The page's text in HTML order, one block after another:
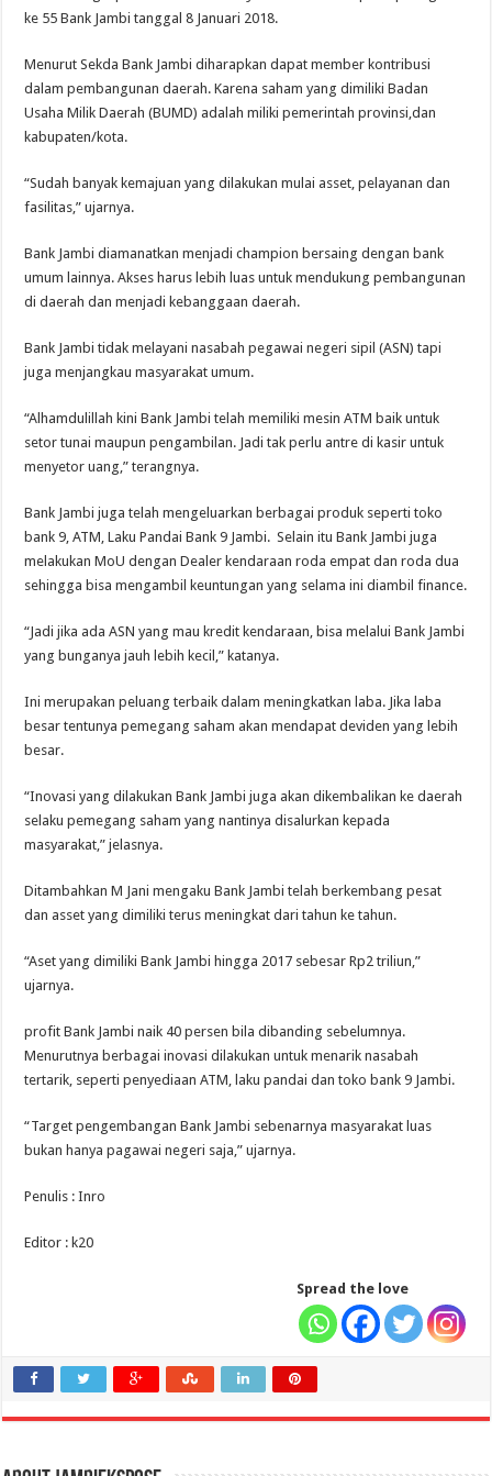
ke 55 Bank Jambi tanggal 8 Januari 2018.
Menurut Sekda Bank Jambi diharapkan dapat member kontribusi
dalam pembangunan daerah. Karena saham yang dimiliki Badan
Usaha Milik Daerah (BUMD) adalah miliki pemerintah provinsi,dan
kabupaten/kota.
“Sudah banyak kemajuan yang dilakukan mulai asset, pelayanan dan
fasilitas,” ujarnya.
Bank Jambi diamanatkan menjadi champion bersaing dengan bank
umum lainnya. Akses harus lebih luas untuk mendukung pembangunan
di daerah dan menjadi kebanggaan daerah.
Bank Jambi tidak melayani nasabah pegawai negeri sipil (ASN) tapi
juga menjangkau masyarakat umum.
“Alhamdulillah kini Bank Jambi telah memiliki mesin ATM baik untuk
setor tunai maupun pengambilan. Jadi tak perlu antre di kasir untuk
menyetor uang,” terangnya.
Bank Jambi juga telah mengeluarkan berbagai produk seperti toko
bank 9, ATM, Laku Pandai Bank 9 Jambi. Selain itu Bank Jambi juga
melakukan MoU dengan Dealer kendaraan roda empat dan roda dua
sehingga bisa mengambil keuntungan yang selama ini diambil finance.
“Jadi jika ada ASN yang mau kredit kendaraan, bisa melalui Bank Jambi
yang bunganya jauh lebih kecil,” katanya.
Ini merupakan peluang terbaik dalam meningkatkan laba. Jika laba
besar tentunya pemegang saham akan mendapat deviden yang lebih
besar.
“Inovasi yang dilakukan Bank Jambi juga akan dikembalikan ke daerah
selaku pemegang saham yang nantinya disalurkan kepada
masyarakat,” jelasnya.
Ditambahkan M Jani mengaku Bank Jambi telah berkembang pesat
dan asset yang dimiliki terus meningkat dari tahun ke tahun.
“Aset yang dimiliki Bank Jambi hingga 2017 sebesar Rp2 triliun,”
ujarnya.
profit Bank Jambi naik 40 persen bila dibanding sebelumnya.
Menurutnya berbagai inovasi dilakukan untuk menarik nasabah
tertarik, seperti penyediaan ATM, laku pandai dan toko bank 9 Jambi.
“Target pengembangan Bank Jambi sebenarnya masyarakat luas
bukan hanya pagawai negeri saja,” ujarnya.
Penulis : Inro
Editor : k20
Spread the love